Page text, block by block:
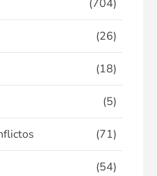
(704)
(26)
(18)
(5)
(71)
(54)